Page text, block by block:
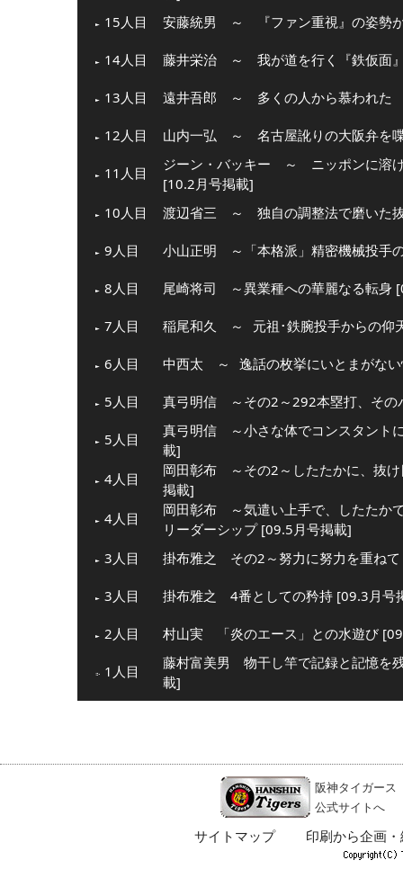
15人目
安藤統男 ～ 『ファン重視』の姿勢
14人目 藤井栄治 ～ 我が道を行く『鉄仮面
13人目 遠井吾郎 ～ 多くの人から慕われた
12人目 山内一弘 ～ 名古屋訛りの大阪弁を
11人目
ジーン・バッキー ～ ニッポンに溶
[10.2月号掲載]
10人目
渡辺省三 ～ 独自の調整法で磨いた
9人目 小山正明 ～「本格派」精密機械投手
8人目 尾崎将司 ～異業種への華麗なる転身
7人目 稲尾和久 ～ 元祖･鉄腕投手からの仰
6人目 中西太 ～ 逸話の枚挙にいとまがな
5人目 真弓明信 ～その2～292本塁打、その
5人目
真弓明信 ～小さな体でコンスタント
載]
4人目
岡田彰布 ～その2～したたかに、抜
掲載]
4人目
岡田彰布 ～気遣い上手で、したたか
リーダーシップ [09.5月号掲載]
3人目
掛布雅之 その2～努力に努力を重ね
3人目 掛布雅之 4番としての矜持 [09.3月号
2人目 村山実 「炎のエース」との水遊び
1人目
藤村富美男 物干し竿で記録と記憶を
載]
阪神タイガース
公式サイトへ
サイトマップ 印刷から企画